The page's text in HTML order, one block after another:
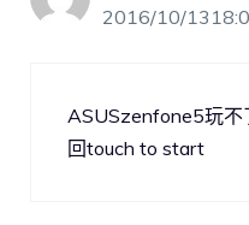
2016/10/
ASUSzenfone5玩不
回touch to start